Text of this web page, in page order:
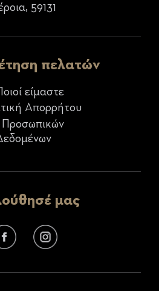
59131
πελατών
είμαστε
Απορρήτου
Προσωπικών
μας